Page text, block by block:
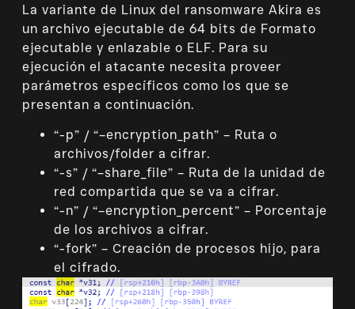
La variante de Linux del ransomware Akira es
un archivo ejecutable de 64 bits de Formato
ejecutable y enlazable o ELF. Para su
ejecución el atacante necesita proveer
parámetros específicos como los que se
presentan a continuación.
“-p” / “–encryption_path” – Ruta o
archivos/folder a cifrar.
“-s” / “–share_file” – Ruta de la unidad de
red compartida que se va a cifrar.
“-n” / “–encryption_percent” – Porcentaje
de los archivos a cifrar.
“-fork” – Creación de procesos hijo, para
el cifrado.